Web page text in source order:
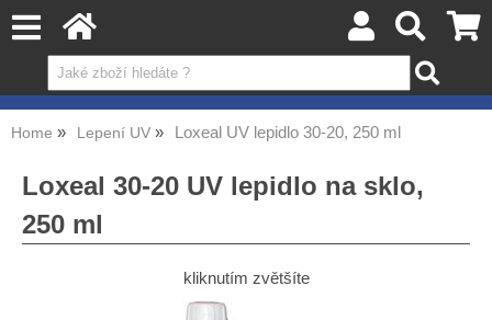
Home Lepení UV Loxeal UV lepidlo 30-20, 250 ml
Loxeal 30-20 UV lepidlo na sklo,
250 ml
kliknutím zvětšíte